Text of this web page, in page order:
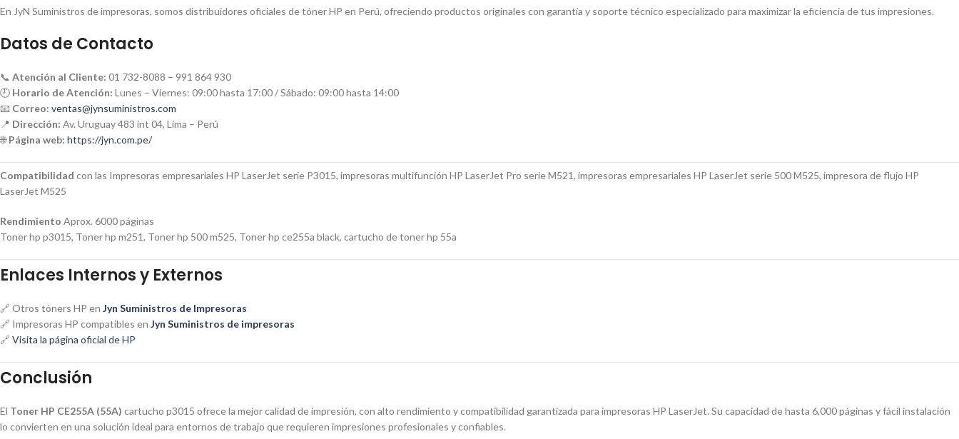
En JyN Suministros de impresoras, somos distribuidores oficiales de tóner HP en Perú, ofreciendo productos originales con garantía y soporte técnico especializado para maximizar la eficiencia de tus impresiones.
Datos de Contacto
📞 Atención al Cliente: 01 732-8088 – 991 864 930
🕘 Horario de Atención: Lunes – Viernes: 09:00 hasta 17:00 / Sábado: 09:00 hasta 14:00
📧 Correo: ventas@jynsuministros.com
📍 Dirección: Av. Uruguay 483 int 04, Lima – Perú
🌐Página web: https://jyn.com.pe/
Compatibilidad con las Impresoras empresariales HP LaserJet serie P3015, impresoras multifunción HP LaserJet Pro serie M521, impresoras empresariales HP LaserJet serie 500 M525, impresora de flujo HP
LaserJet M525
Rendimiento Aprox. 6000 páginas
Toner hp p3015, Toner hp m251, Toner hp 500 m525, Toner hp ce255a black, cartucho de toner hp 55a
Enlaces Internos y Externos
🔗 Otros tóners HP en Jyn Suministros de Impresoras
🔗 Impresoras HP compatibles en Jyn Suministros de impresoras
🔗 Visita la página oficial de HP
Conclusión
El Toner HP CE255A (55A) cartucho p3015 ofrece la mejor calidad de impresión, con alto rendimiento y compatibilidad garantizada para impresoras HP LaserJet. Su capacidad de hasta 6,000 páginas y fácil instalación
lo convierten en una solución ideal para entornos de trabajo que requieren impresiones profesionales y confiables.